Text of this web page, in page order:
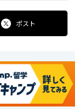
ポスト